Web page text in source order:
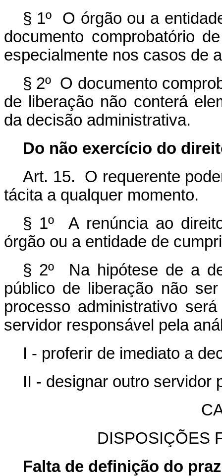
§ 1º O órgão ou a
documento comprobatório
especialmente nos casos de
§ 2º O documento
de liberação não conterá
da decisão administrativa.
Do não exercício do
Art. 15. O requerente
tácita a qualquer momento.
§ 1º A renúncia ao
órgão ou a entidade de
§ 2º Na hipótese de a
público de liberação não
processo administrativo
servidor responsável pela
I - proferir de imediato a
II - designar outro servidor
DISPOSIÇÕES
Falta de definição do